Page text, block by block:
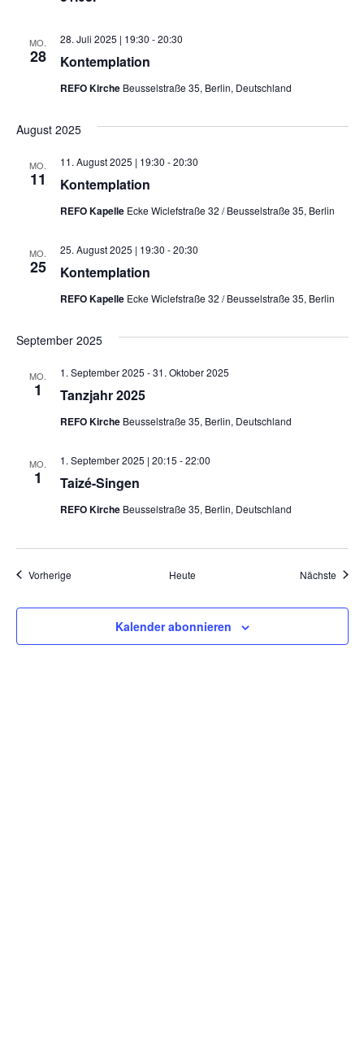
MO.
28 Kontemplation
28. Juli 2025 | 19:30 -20:30
REFO Kirche Beusselstraße 35, Berlin, Deutschland
August 2025
MO.
11 Kontemplation
11. August 2025 | 19:30 -20:30
REFO Kapelle Ecke Wiclefstraße 32 / Beusselstraße 35, Berlin
MO.
25 Kontemplation
25. August 2025 | 19:30 -20:30
REFO Kapelle Ecke Wiclefstraße 32 / Beusselstraße 35, Berlin
September 2025
MO.
1 Tanzjahr 2025
1. September 2025 -31. Oktober 2025
REFO Kirche Beusselstraße 35, Berlin, Deutschland
MO.
1 Taizé-Singen
1. September 2025 | 20:15 -22:00
REFO Kirche Beusselstraße 35, Berlin, Deutschland
VorherigeVeranstaltungen Heute Nächste
Kalender abonnieren